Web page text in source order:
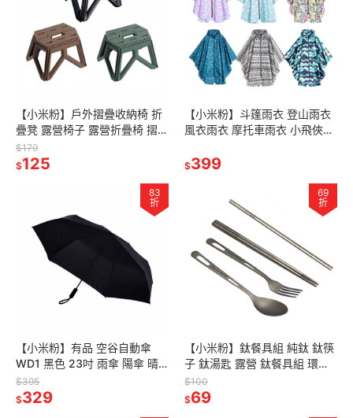
【小米粉】戶外摺疊收納椅 折
疊凳 露營椅子 露營折疊椅 摺疊
椅 小凳子 椅凳 板凳 馬扎方凳
露營手提塑料凳 小矮凳
$179
$125
【小米粉】斗篷雨衣 登山雨衣
風衣雨衣 摩托車雨衣 小飛俠雨
雨衣 兒童雨衣 背包客雨衣
$399
83
折
【小米粉】有品 空谷自動傘
WD1 黑色 23吋 雨傘 陽傘 晴
雨傘 折疊傘 抗UV 防曬 正向傘
$395
$329
69
折
【小米粉】鈦餐具組 純鈦 鈦筷
子 鈦湯匙 露營 鈦餐具組 環保
餐具 隨身餐具 野餐餐具 純鈦環
保吸管 純鈦筷子 可客製
$100
$69